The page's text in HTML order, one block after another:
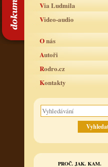
Via Ludmila
Video-audio
O nás
Autoři
Rodro.cz
Kontakty
PROČ. JAK. KAM.